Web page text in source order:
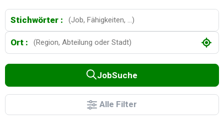
Stichwörter :
Ort :
JobSuche
Alle Filter